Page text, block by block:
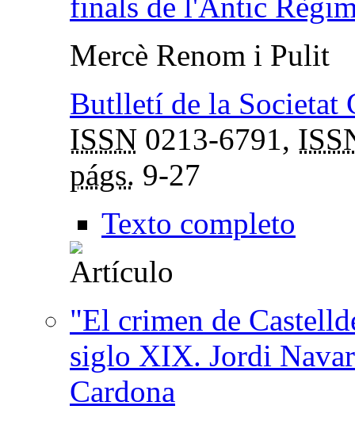
Mercè Renom i Pulit
Butlletí de la Societat
ISSN 0213-6791,
págs. 9-27
Texto completo
"El crimen de
siglo XIX. Jordi
Cardona